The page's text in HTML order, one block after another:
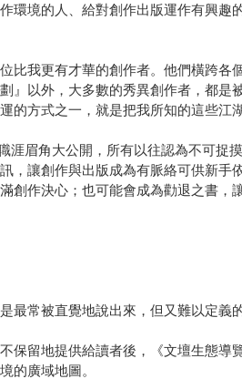
境的人、給對創作出版運作有興趣
比我更有才華的創作者。他們橫跨各
』以外，大多數的秀異創作者，都是
方式之一，就是把我所知的這些江
眉角大公開，所有以往認為不可捉
，讓創作與出版成為有脈絡可供新手
創作決心；也可能會成為勸退之書，
常被直覺地說出來，但又難以定義
保留地提供給讀者後，《文壇生態
的廣域地圖。